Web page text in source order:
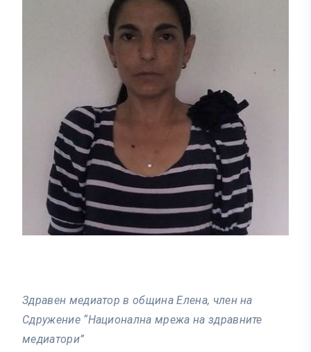
Здравен медиатор в община Елена, член на
Сдружение “Национална мрежа на здравните
медиатори”